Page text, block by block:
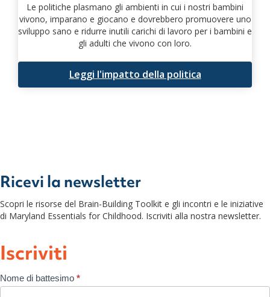
Le politiche plasmano gli ambienti in cui i nostri bambini
vivono, imparano e giocano e dovrebbero promuovere uno
sviluppo sano e ridurre inutili carichi di lavoro per i bambini e
gli adulti che vivono con loro.
Leggi l'impatto della politica
Ricevi la newsletter
Scopri le risorse del Brain-Building Toolkit e gli incontri e le iniziative
di Maryland Essentials for Childhood. Iscriviti alla nostra newsletter.
Iscriviti
Iscrizione
Nome di battesimo *